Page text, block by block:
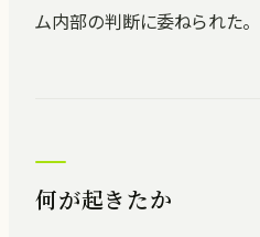
ム内部の判断に委ねられた。
何が起きたか